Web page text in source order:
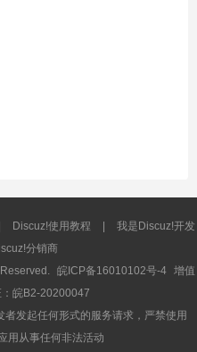
Discuz!使用教程 |
我是Discuz!开发
分销商
皖ICP备16010102号-4 增值
皖B2-20200047
发起任何形式的服务请求，严禁使用
用从事任何非法活动